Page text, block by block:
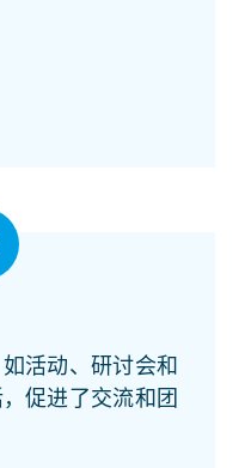
活动、研讨会和
促进了交流和团